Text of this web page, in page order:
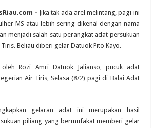
– Jika tak ada arel melintang, pagi ini
MS atau lebih sering dikenal dengan nama
menjadi salah satu perangkat adat persukuan
Beliau diberi gelar Datuok Pito Kayo.
Rozi Amri Datuok Jalianso, pucuk adat
Air Tiris, Selasa (8/2) pagi di Balai Adat
gelaran adat ini merupakan hasil
piliang yang bermufakat memberi gelar